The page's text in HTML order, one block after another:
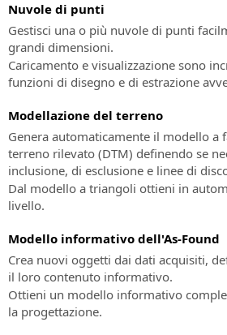
calcolo,
la
modellazione
3D
e
topografica
SierraSoft
Land
Software
BIM
la
modellazione
3D
e
l'analisi
del
della
metodologia
BIM
Certificazione
BIM
Certifica
le
tue
competenze
professionali
SierraSoft
Education
Completa
la
tua
formazione
Nuvole di punti
Gestisci una o più nuvole di punti
grandi dimensioni.
Caricamento e visualizzazione sono
funzioni di disegno e di estrazione
Modellazione del terreno
Genera automaticamente il modello a
terreno rilevato (DTM) definendo se
inclusione, di esclusione e linee di
Dal modello a triangoli ottieni in
livello.
Modello informativo dell'As-Found
Crea nuovi oggetti dai dati acquisiti,
il loro contenuto informativo.
Ottieni un modello informativo
la progettazione.